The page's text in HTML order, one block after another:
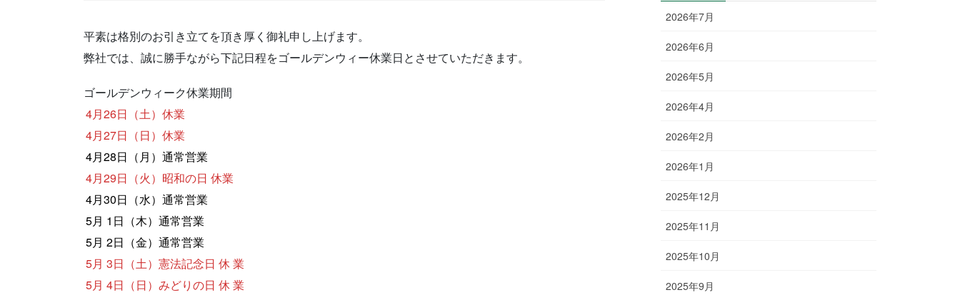
平素は格別のお引き立てを頂き厚く御礼申し上げます。
弊社では、誠に勝手ながら下記日程をゴールデンウィー休業日とさせていただきます。
ゴールデンウィーク休業期間
4月26日（土）休業
4月27日（日）休業
4月28日（月）通常営業
4月29日（火）昭和の日 休業
4月30日（水）通常営業
5月 1日（木）通常営業
5月 2日（金）通常営業
5月 3日（土）憲法記念日 休 業
5月 4日（日）みどりの日 休 業
2026年7月
2026年6月
2026年5月
2026年4月
2026年2月
2026年1月
2025年12月
2025年11月
2025年10月
2025年9月